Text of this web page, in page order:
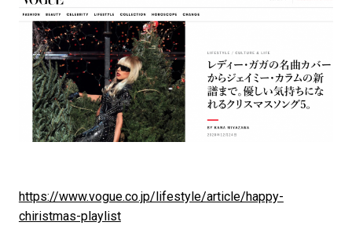
https://www.vogue.co.jp/lifestyle/article/happy-
chiristmas-playlist